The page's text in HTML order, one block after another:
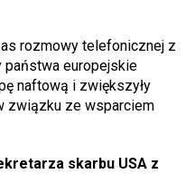
rozmowy telefonicznej z
państwa europejskie
naftową i zwiększyły
związku ze wsparciem
skarbu USA z